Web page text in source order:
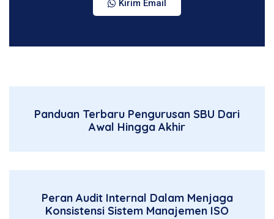
Kirim Email
Panduan Terbaru Pengurusan SBU Dari
Awal Hingga Akhir
Peran Audit Internal Dalam Menjaga
Konsistensi Sistem Manajemen ISO